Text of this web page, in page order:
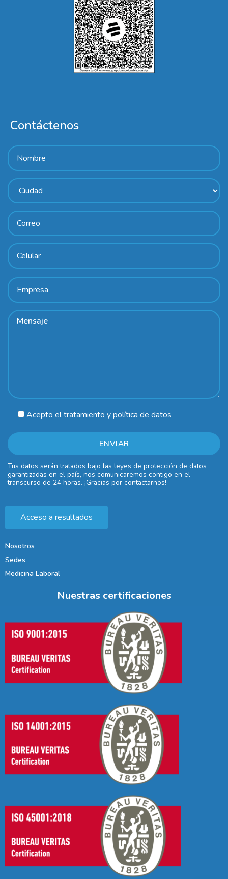
Contáctenos
Acepto el tratamiento y política de datos
Tus datos serán tratados bajo las leyes de protección de datos
garantizadas en el país, nos comunicaremos contigo en el
transcurso de 24 horas. ¡Gracias por contactarnos!
Acceso a resultados
Nosotros
Sedes
Medicina Laboral
Nuestras certificaciones